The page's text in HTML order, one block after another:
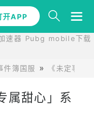
开APP
速器 Pubg mobile下载
件簿国服 《未定事件
属甜心」系